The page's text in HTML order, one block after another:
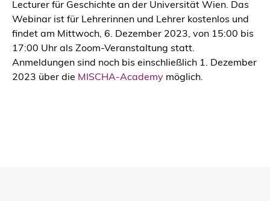
Lecturer für Geschichte an der Universität Wien. Das
Webinar ist für Lehrerinnen und Lehrer kostenlos und
findet am Mittwoch, 6. Dezember 2023, von 15:00 bis
17:00 Uhr als Zoom-Veranstaltung statt.
Anmeldungen sind noch bis einschließlich 1. Dezember
2023 über die MISCHA-Academy möglich.